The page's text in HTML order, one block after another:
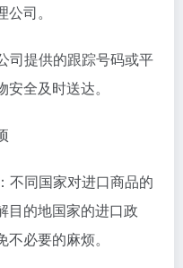
司。
司提供的跟踪号码或平
全及时送达。
不同国家对进口商品的
目的地国家的进口政
必要的麻烦。